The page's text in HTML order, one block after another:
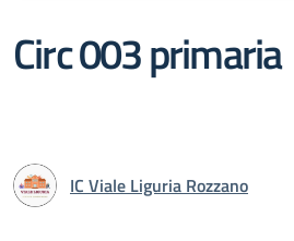
Circ 003 primaria
IC Viale Liguria Rozzano